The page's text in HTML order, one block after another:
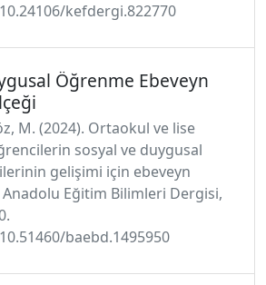
kefdergi.822770
Öğrenme Ebeveyn
M. (2024). Ortaokul ve lise
sosyal ve duygusal
gelişimi için ebeveyn
Eğitim Bilimleri Dergisi,
baebd.1495950